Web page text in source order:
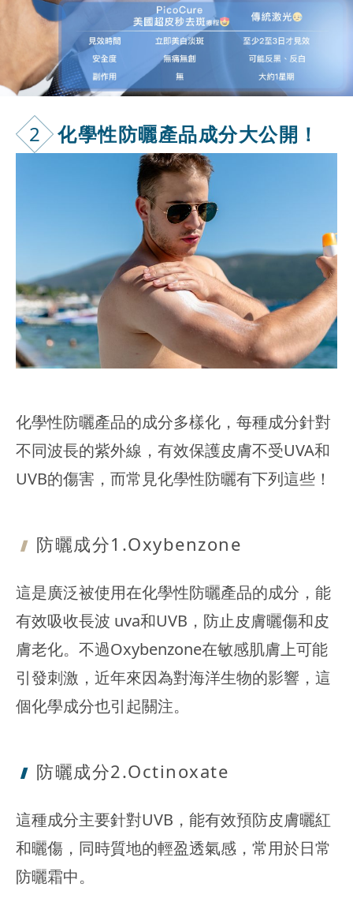
2 化學性防曬產品成分大公開！
化學性防曬產品的成分多樣化，每種成分針對
不同波長的紫外線，有效保護皮膚不受UVA和
UVB的傷害，而常見化學性防曬有下列這些！
防曬成分1.Oxybenzone
這是廣泛被使用在化學性防曬產品的成分，能
有效吸收長波 uva和UVB，防止皮膚曬傷和皮
膚老化。不過Oxybenzone在敏感肌膚上可能
引發刺激，近年來因為對海洋生物的影響，這
個化學成分也引起關注。
防曬成分2.Octinoxate
這種成分主要針對UVB，能有效預防皮膚曬紅
和曬傷，同時質地的輕盈透氣感，常用於日常
防曬霜中。